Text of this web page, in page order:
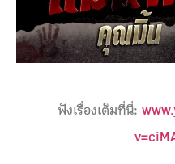
ฟังเรื่องเต็มที่นี่: